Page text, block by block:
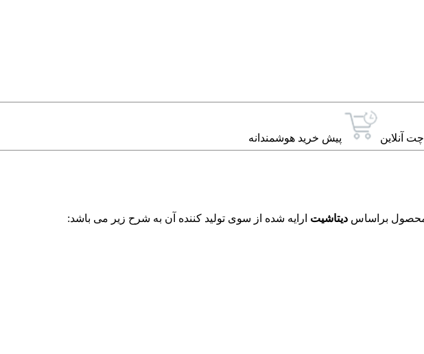
چت آنلاین پیش خرید هوشمندانه
دیتاشیت ارایه شده از سوی تولید کننده آن به شرح زیر می باشد: